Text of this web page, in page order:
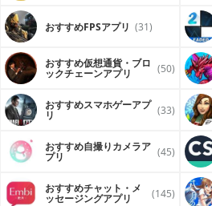
おすすめFPSアプリ (31)
おすすめ仮想通貨・ブロ
ックチェーンアプリ (50)
おすすめスマホゲーアプ
リ (33)
おすすめ自撮りカメラア
プリ (45)
おすすめチャット・メ
ッセージングアプリ (145)